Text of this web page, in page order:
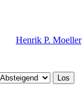
Henrik P. Moeller